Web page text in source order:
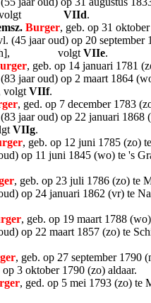
volgtVIId.
Burger, geb. op 31
(45 jaar oud) op 20 september
[zh], volgtVIIe.
, geb. op 14 januari 1781
jaar oud) op 2 maart 1864
volgtVIIf.
, ged. op 7 december 1783
jaar oud) op 22 januari 1868
VIIg.
, geb. op 12 juni 1785 (zo)
op 11 juni 1845 (wo) te 's
, geb. op 23 juli 1786 (zo) te
op 24 januari 1862 (vr) te
, geb. op 19 maart 1788
op 22 maart 1857 (zo) te
, geb. op 27 september 1790
3 oktober 1790 (zo) aldaar.
, ged. op 5 mei 1793 (zo) te